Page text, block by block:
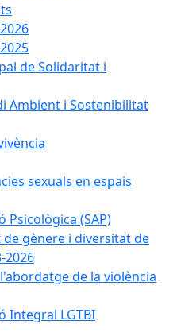
de Solidaritat i
Ambient i Sostenibilitat
sexuals en espais
Psicològica (SAP)
gènere i diversitat de
2026
de la violència
Integral LGTBI